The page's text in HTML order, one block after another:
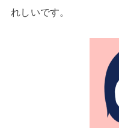
れしいです。